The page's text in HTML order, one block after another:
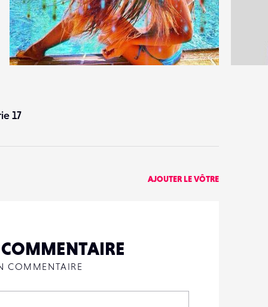
1
17
17
AJOUTER LE VÔTRE
COMMENTAIRE